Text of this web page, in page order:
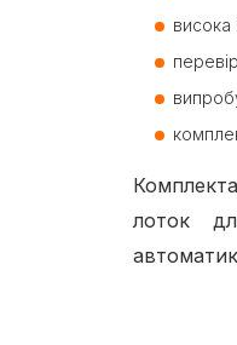
висока
лоток